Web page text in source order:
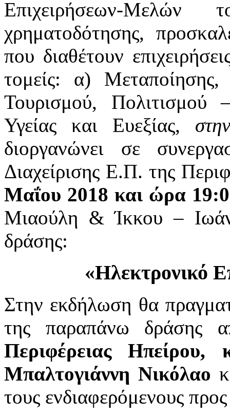
Επιχειρήσεων-
χρηματοδότησης,
που διαθέτουν
τομείς: α) Μεταποίησης,
Τουρισμού, Πολιτισμού
Υγείας και Ευεξίας,
διοργανώνει σε
Διαχείρισης Ε.Π. της
Μαΐου 2018 και ώρα
Μιαούλη & Ίκκου –
δράσης:
«Ηλεκτρονικό
Στην εκδήλωση θα
της παραπάνω δράσης
Περιφέρειας
Μπαλτογιάννη Νικόλαο
τους ενδιαφερόμενους